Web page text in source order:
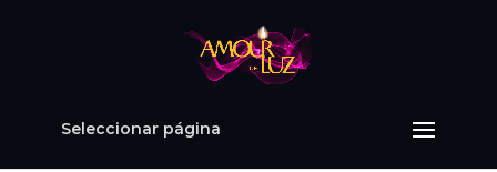
Seleccionar página